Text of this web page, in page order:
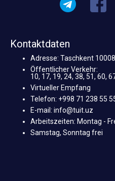
Kontaktdaten
Adresse: Taschkent
Öffentlicher Verkehr:
10, 17, 19, 24, 38, 51, 60,
Virtueller Empfang
Telefon: +998 71 238 55
E-mail: info@tuit.uz
Arbeitszeiten: Montag -
Samstag, Sonntag frei